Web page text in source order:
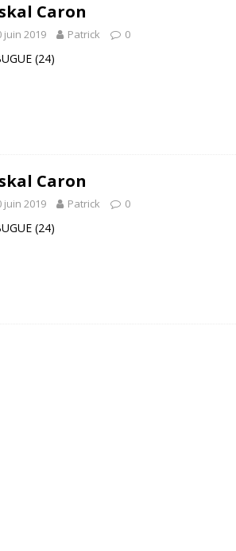
Caron
juin 2019 Patrick 0
(24)
Caron
juin 2019 Patrick 0
(24)